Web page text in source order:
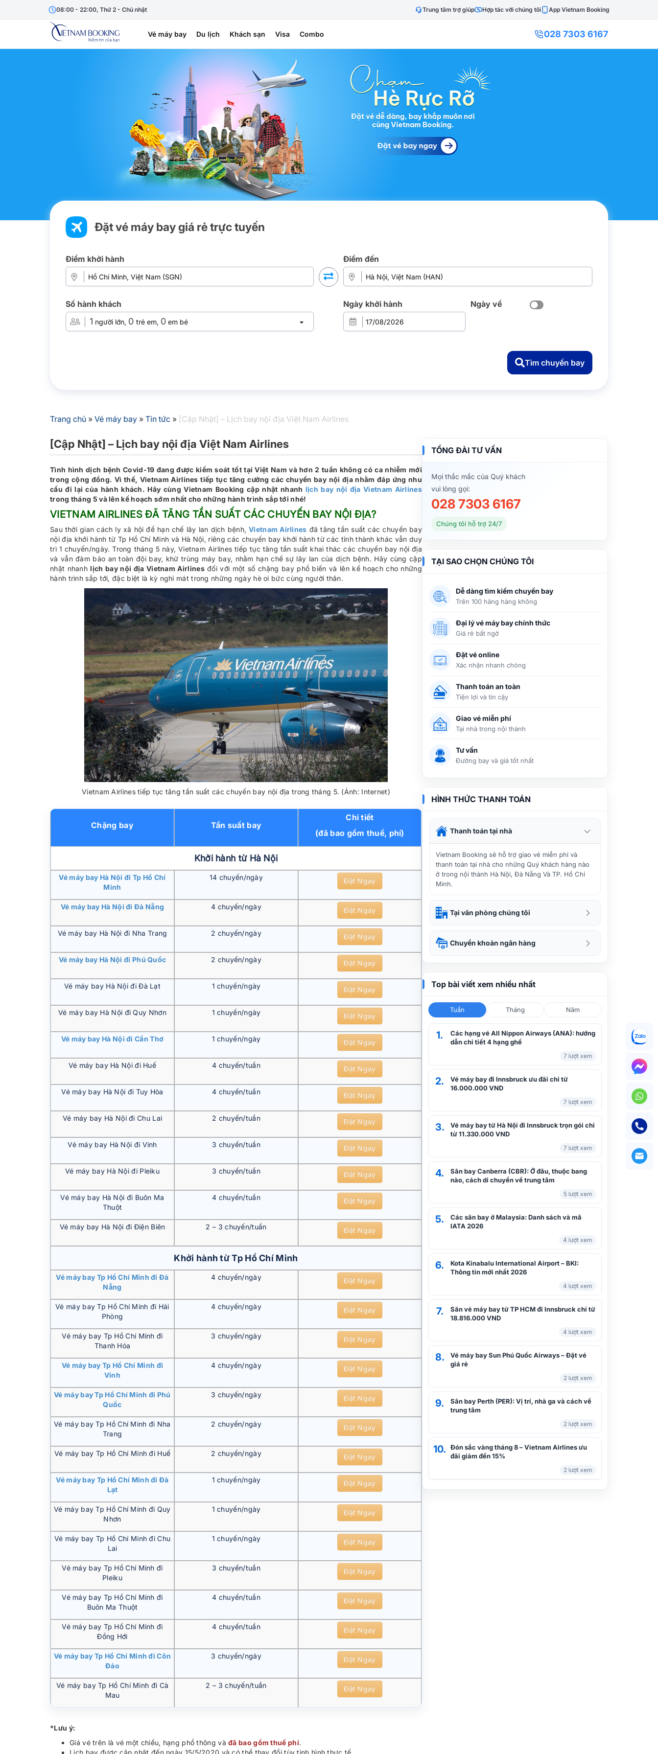
08:00 - 22:00, Thứ 2 - Chủ nhật Trung tâm trợ giúp Hợp tác với chúng tôi App Vietnam Booking
Vé máy bay Du lịch Khách sạn Visa Combo 028 7303 6167
Đặt vé máy bay giá rẻ trực tuyến
Điểm khởi hành Điểm đến
Số hành khách
1 người lớn, 0 trẻ em, 0 em bé
Ngày khởi hành Ngày về
Tìm chuyến bay
Trang chủ » Vé máy bay » Tin tức » [Cập Nhật] – Lịch bay nội địa Việt Nam Airlines
[Cập Nhật] – Lịch bay nội địa Việt Nam Airlines
Tình hình dịch bệnh Covid-19 đang được kiểm soát tốt tại Việt Nam và hơn 2 tuần không có ca nhiễm mới
trong cộng đồng. Vì thế, Vietnam Airlines tiếp tục tăng cường các chuyến bay nội địa nhằm đáp ứng nhu
cầu đi lại của hành khách. Hãy cùng Vietnam Booking cập nhật nhanh lịch bay nội địa Vietnam Airlines
trong tháng 5 và lên kế hoạch sớm nhất cho những hành trình sắp tới nhé!
VIETNAM AIRLINES ĐÃ TĂNG TẦN SUẤT CÁC CHUYẾN BAY NỘI ĐỊA?
Sau thời gian cách ly xã hội để hạn chế lây lan dịch bệnh,Vietnam Airlines đã tăng tần suất các chuyến bay
nội địa khởi hành từ Tp Hồ Chí Minh và Hà Nội, riêng các chuyến bay khởi hành từ các tỉnh thành khác vẫn duy
trì 1 chuyến/ngày. Trong tháng 5 này, Vietnam Airlines tiếp tục tăng tần suất khai thác các chuyến bay nội địa
và vẫn đảm bảo an toàn đội bay, khử trùng máy bay, nhằm hạn chế sự lây lan của dịch bệnh. Hãy cùng cập
nhật nhanhlịch bay nội địa Vietnam Airlinesđối với một số chặng bay phổ biến và lên kế hoạch cho những
hành trình sắp tới, đặc biệt là kỳ nghỉ mát trong những ngày hè oi bức cùng người thân.
Vietnam Airlines tiếp tục tăng tần suất các chuyến bay nội địa trong tháng 5. (Ảnh: Internet)
Chặng bay Tần suất bay
Chi tiết
(đã bao gồm thuế, phí)
Khởi hành từ Hà Nội
Vé máy bay Hà Nội đi Tp Hồ Chí
Minh
14 chuyến/ngày Đặt Ngay
Vé máy bay Hà Nội đi Đà Nẵng 4 chuyến/ngày Đặt Ngay
Vé máy bay Hà Nội đi Nha Trang 2 chuyến/ngày Đặt Ngay
Vé máy bay Hà Nội đi Phú Quốc 2 chuyến/ngày Đặt Ngay
Vé máy bay Hà Nội đi Đà Lạt 1 chuyến/ngày Đặt Ngay
Vé máy bay Hà Nội đi Quy Nhơn 1 chuyến/ngày Đặt Ngay
Vé máy bay Hà Nội đi Cần Thơ 1 chuyến/ngày Đặt Ngay
Vé máy bay Hà Nội đi Huế 4 chuyến/tuần Đặt Ngay
Vé máy bay Hà Nội đi Tuy Hòa 4 chuyến/tuần Đặt Ngay
Vé máy bay Hà Nội đi Chu Lai 2 chuyến/tuần Đặt Ngay
Vé máy bay Hà Nội đi Vinh 3 chuyến/tuần Đặt Ngay
Vé máy bay Hà Nội đi Pleiku 3 chuyến/tuần Đặt Ngay
Vé máy bay Hà Nội đi Buôn Ma
Thuột
4 chuyến/tuần Đặt Ngay
Vé máy bay Hà Nội đi Điện Biên 2 – 3 chuyến/tuần Đặt Ngay
Khởi hành từ Tp Hồ Chí Minh
Vé máy bay Tp Hồ Chí Minh đi Đà
Nẵng
4 chuyến/ngày Đặt Ngay
Vé máy bay Tp Hồ Chí Minh đi Hải
Phòng
4 chuyến/ngày Đặt Ngay
Vé máy bay Tp Hồ Chí Minh đi
Thanh Hóa
3 chuyến/ngày Đặt Ngay
Vé máy bay Tp Hồ Chí Minh đi
Vinh
4 chuyến/ngày Đặt Ngay
Vé máy bay Tp Hồ Chí Minh đi Phú
Quốc
3 chuyến/ngày Đặt Ngay
Vé máy bay Tp Hồ Chí Minh đi Nha
Trang
2 chuyến/ngày Đặt Ngay
Vé máy bay Tp Hồ Chí Minh đi Huế 2 chuyến/ngày Đặt Ngay
Vé máy bay Tp Hồ Chí Minh đi Đà
Lạt
1 chuyến/ngày Đặt Ngay
Vé máy bay Tp Hồ Chí Minh đi Quy
Nhơn
1 chuyến/ngày Đặt Ngay
Vé máy bay Tp Hồ Chí Minh đi Chu
Lai
1 chuyến/ngày Đặt Ngay
Vé máy bay Tp Hồ Chí Minh đi
Pleiku
3 chuyến/tuần Đặt Ngay
Vé máy bay Tp Hồ Chí Minh đi
Buôn Ma Thuột
4 chuyến/tuần Đặt Ngay
Vé máy bay Tp Hồ Chí Minh đi
Đồng Hới
4 chuyến/tuần Đặt Ngay
Vé máy bay Tp Hồ Chí Minh đi Côn
Đảo
3 chuyến/ngày Đặt Ngay
Vé máy bay Tp Hồ Chí Minh đi Cà
Mau
2 – 3 chuyến/tuần Đặt Ngay
*Lưu ý:
Giá vé trên là vé một chiều, hạng phổ thông vàđã bao gồm thuế phí.
Lịch bay được cập nhật đến ngày 15/5/2020 và có thể thay đổi tùy tình hình thực tế.
TỔNG ĐÀI TƯ VẤN
Mọi thắc mắc của Quý khách
vui lòng gọi:
028 7303 6167
Chúng tôi hỗ trợ 24/7
TẠI SAO CHỌN CHÚNG TÔI
Dễ dàng tìm kiếm chuyến bay
Trên 100 hãng hàng không
Đại lý vé máy bay chính thức
Giá rẻ bất ngờ
Đặt vé online
Xác nhận nhanh chóng
Thanh toán an toàn
Tiện lợi và tin cậy
Giao vé miễn phí
Tại nhà trong nội thành
Tư vấn
Đường bay và giá tốt nhất
HÌNH THỨC THANH TOÁN
Thanh toán tại nhà
Vietnam Booking sẽ hỗ trợ giao vé miễn phí và
thanh toán tại nhà cho những Quý khách hàng nào
ở trong nội thành Hà Nội, Đà Nẵng Và TP. Hồ Chí
Minh.
Tại văn phòng chúng tôi
Chuyển khoản ngân hàng
Top bài viết xem nhiều nhất
Tuần Tháng Năm
1.
Các hạng vé All Nippon Airways (ANA): hướng
dẫn chi tiết 4 hạng ghế
7 lượt xem
2.
Vé máy bay đi Innsbruck ưu đãi chỉ từ
16.000.000 VND
7 lượt xem
3.
Vé máy bay từ Hà Nội đi Innsbruck trọn gói chỉ
từ 11.330.000 VND
7 lượt xem
4.
Sân bay Canberra (CBR): Ở đâu, thuộc bang
nào, cách di chuyển về trung tâm
5 lượt xem
5.
Các sân bay ở Malaysia: Danh sách và mã
IATA 2026
4 lượt xem
6.
Kota Kinabalu International Airport – BKI:
Thông tin mới nhất 2026
4 lượt xem
7.
Săn vé máy bay từ TP HCM đi Innsbruck chỉ từ
18.816.000 VND
4 lượt xem
8.
Vé máy bay Sun Phú Quốc Airways – Đặt vé
giá rẻ
2 lượt xem
9.
Sân bay Perth (PER): Vị trí, nhà ga và cách về
trung tâm
2 lượt xem
10.
Đón sắc vàng tháng 8 – Vietnam Airlines ưu
đãi giảm đến 15%
2 lượt xem